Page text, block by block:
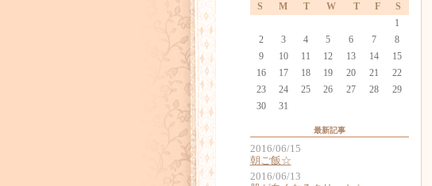
S M T W T F
S
1
2
3 4 5 6 7
8
9
10 11 12 13 14
15
16
17 18 19 20 21
22
23
24 25 26 27 28
29
30
31
最新記事
2016/06/15
朝ご飯☆
2016/06/13